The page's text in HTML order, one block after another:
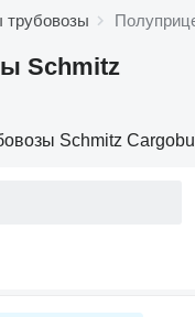
трубовозы
Schmitz
Schmitz